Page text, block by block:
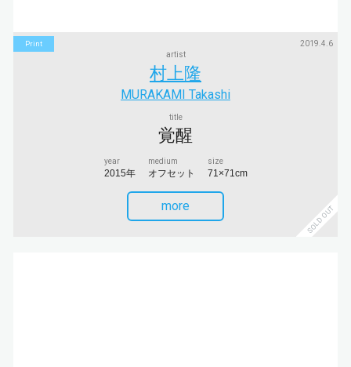
Print
2019.4.6
artist
村上隆
MURAKAMI Takashi
title
覚醒
year
2015年
medium
オフセット
size
71×71cm
SOLD OUT
more